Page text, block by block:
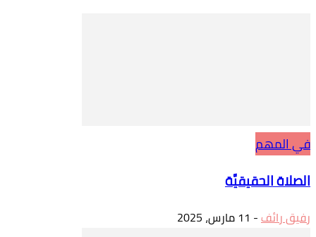
في المهم
الصلاة الحقيقيَّة
رفيق رائف- 11 مارس، 2025